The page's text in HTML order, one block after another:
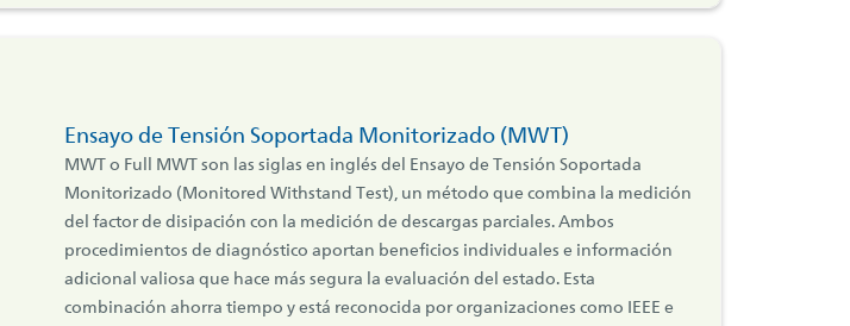
Ensayo de Tensión Soportada Monitorizado (MWT)
MWT o Full MWT son las siglas en inglés del Ensayo de Tensión Soportada
Monitorizado (Monitored Withstand Test), un método que combina la medición
del factor de disipación con la medición de descargas parciales. Ambos
procedimientos de diagnóstico aportan beneficios individuales e información
adicional valiosa que hace más segura la evaluación del estado. Esta
combinación ahorra tiempo y está reconocida por organizaciones como IEEE e